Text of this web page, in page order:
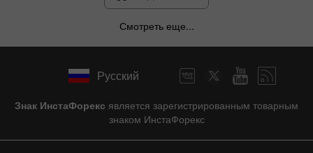
Смотреть еще...
Русский
Знак ИнстаФорекс является зарегистрированным товарным
знаком ИнстаФорекс